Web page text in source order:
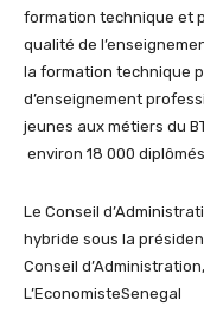
formation technique et
qualité de
la formation technique
d’enseignement
jeunes aux métiers du
environ 18 000
Le Conseil
hybride sous la
Conseil
L’EconomisteSenegal